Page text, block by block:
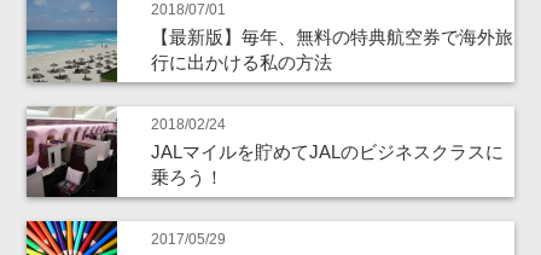
2018/07/01
【最新版】毎年、無料の特典航空券で海外旅
行に出かける私の方法
2018/02/24
JALマイルを貯めてJALのビジネスクラスに
乗ろう！
2017/05/29